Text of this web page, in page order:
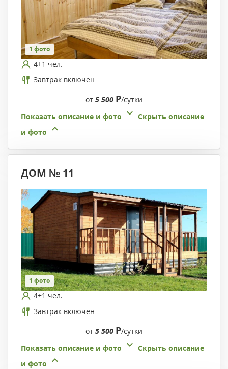
1 фото
4+1 чел.
Завтрак включен
от 5 500 Р/сутки
Показать описание и фото
Скрыть описание
и фото
ДОМ № 11
1 фото
4+1 чел.
Завтрак включен
от 5 500 Р/сутки
Показать описание и фото
Скрыть описание
и фото